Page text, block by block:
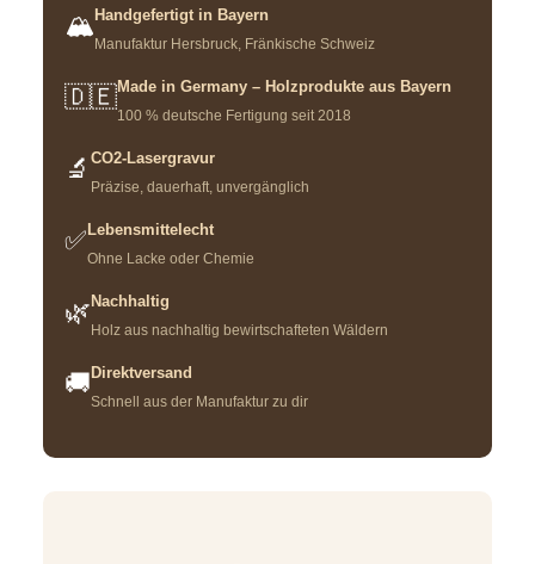
🏔️ Handgefertigt in Bayern
Manufaktur Hersbruck, Fränkische Schweiz
🇩🇪Made in Germany – Holzprodukte aus Bayern
100 % deutsche Fertigung seit 2018
🔬 CO2-Lasergravur
Präzise, dauerhaft, unvergänglich
✅ Lebensmittelecht
Ohne Lacke oder Chemie
🌿 Nachhaltig
Holz aus nachhaltig bewirtschafteten Wäldern
🚚 Direktversand
Schnell aus der Manufaktur zu dir